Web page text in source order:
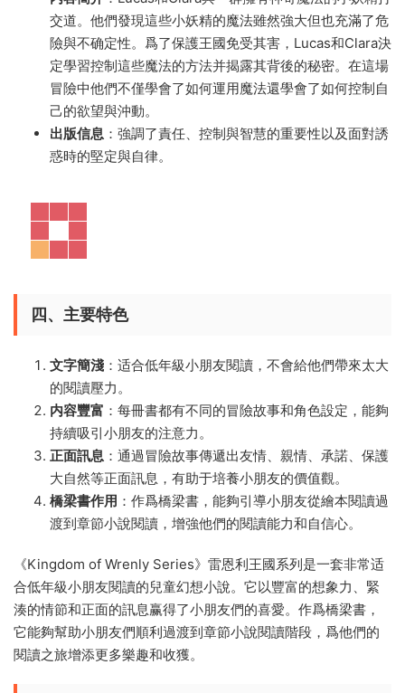
交道。他們發現這些小妖精的魔法雖然強大但也充滿了危
險與不确定性。爲了保護王國免受其害，Lucas和Clara決
定學習控制這些魔法的方法并揭露其背後的秘密。在這場
冒險中他們不僅學會了如何運用魔法還學會了如何控制自
己的欲望與沖動。
出版信息 ：強調了責任、控制與智慧的重要性以及面對誘
惑時的堅定與自律。
四、主要特色
文字簡淺 ：适合低年級小朋友閱讀，不會給他們帶來太大
的閱讀壓力。
内容豐富 ：每冊書都有不同的冒險故事和角色設定，能夠
持續吸引小朋友的注意力。
正面訊息 ：通過冒險故事傳遞出友情、親情、承諾、保護
大自然等正面訊息，有助于培養小朋友的價值觀。
橋梁書作用 ：作爲橋梁書，能夠引導小朋友從繪本閱讀過
渡到章節小說閱讀，增強他們的閱讀能力和自信心。
《Kingdom of Wrenly Series》雷恩利王國系列是一套非常适
合低年級小朋友閱讀的兒童幻想小說。它以豐富的想象力、緊
湊的情節和正面的訊息赢得了小朋友們的喜愛。作爲橋梁書，
它能夠幫助小朋友們順利過渡到章節小說閱讀階段，爲他們的
閱讀之旅增添更多樂趣和收獲。